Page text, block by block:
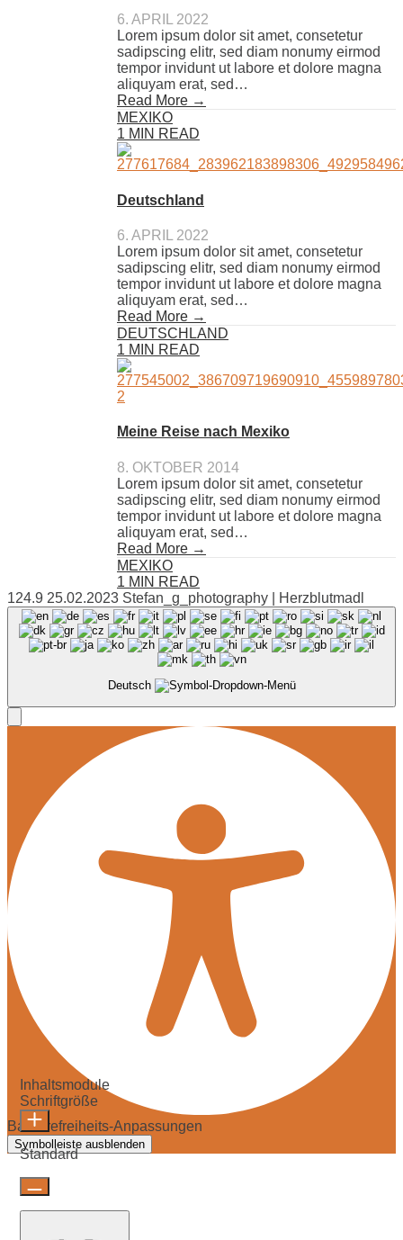
6. APRIL 2022
Lorem ipsum dolor sit amet, consetetur
sadipscing elitr, sed diam nonumy eirmod
tempor invidunt ut labore et dolore magna
aliquyam erat, sed…
Read More →
MEXIKO
1 MIN READ
Deutschland
6. APRIL 2022
Lorem ipsum dolor sit amet, consetetur
sadipscing elitr, sed diam nonumy eirmod
tempor invidunt ut labore et dolore magna
aliquyam erat, sed…
Read More →
DEUTSCHLAND
1 MIN READ
Meine Reise nach Mexiko
8. OKTOBER 2014
Lorem ipsum dolor sit amet, consetetur
sadipscing elitr, sed diam nonumy eirmod
tempor invidunt ut labore et dolore magna
aliquyam erat, sed…
Read More →
MEXIKO
1 MIN READ
124.9 25.02.2023 Stefan_g_photography | Herzblutmadl
Deutsch
Barrierefreiheits-Anpassungen
Symbolleiste ausblenden
Inhaltsmodule
Schriftgröße
Standard